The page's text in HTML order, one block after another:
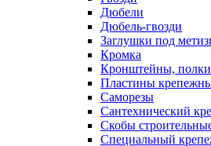
Дюбели
Дюбель-гвозди
Заглушки под
Кромка
Кронштейны,
Пластины
Саморезы
Сантехнический
Скобы
Специальный